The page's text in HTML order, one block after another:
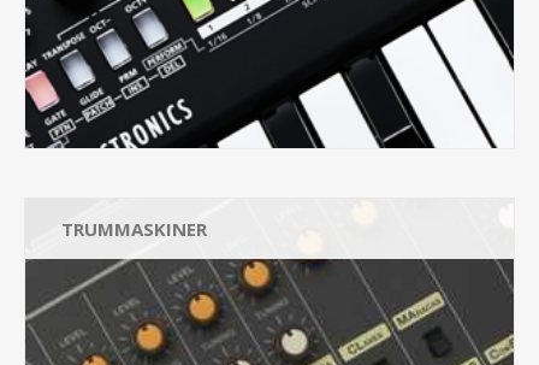
TRUMMASKINER